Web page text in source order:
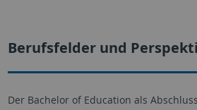
Berufsfelder und
Der Bachelor of Education als